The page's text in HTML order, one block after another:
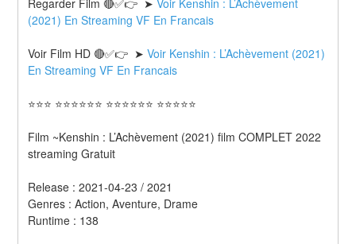
(2021) En Streaming VF En Francais
Voir Film HD 🔴✅👉  ➤ Voir Kenshin : L’Achèvement (2021)
En Streaming VF En Francais
⭐⭐⭐ ⭐⭐⭐⭐⭐⭐ ⭐⭐⭐⭐⭐⭐ ⭐⭐⭐⭐⭐
Film ~Kenshin : L’Achèvement (2021) film COMPLET 2022
streaming Gratuit
Release : 2021-04-23 / 2021
Genres : Action, Aventure, Drame
Runtime : 138